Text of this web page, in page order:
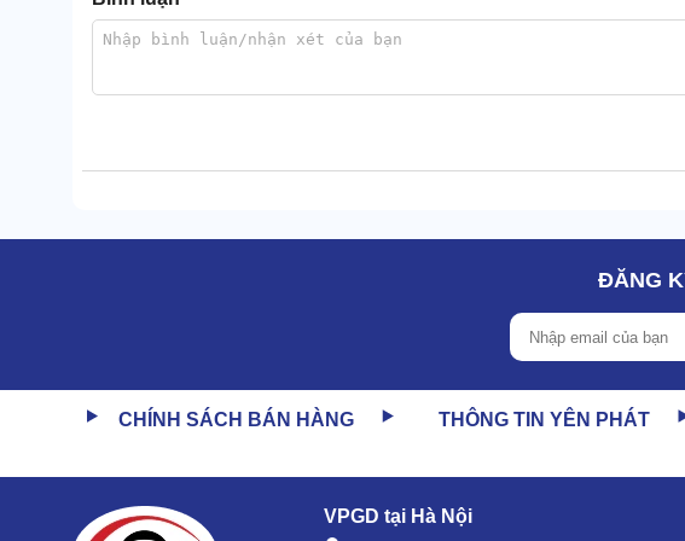
Khi nói về hiệu quả hút bụi của máy hút bụi công nghiệp
48l/giây.
ĐĂNG
CHÍNH SÁCH BÁN HÀNG THÔNG TIN YÊN PHÁT
VPGD tại Hà Nội